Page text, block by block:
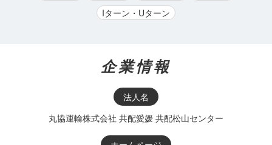
Iターン・Uターン
企業情報
法人名
丸協運輸株式会社 共配愛媛 共配松山センター